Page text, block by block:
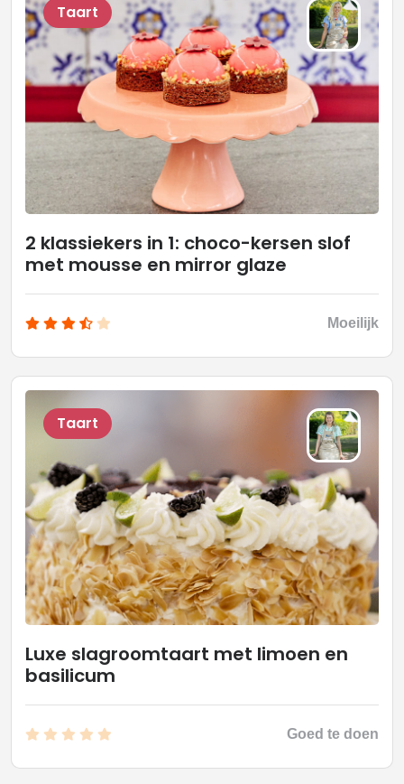
Taart
2 klassiekers in 1: choco-kersen slof
met mousse en mirror glaze
Moeilijk
Taart
Luxe slagroomtaart met limoen en
basilicum
Goed te doen